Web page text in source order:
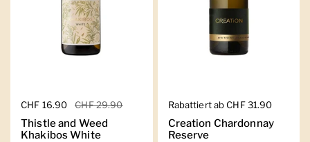
Regulärer Preis
CHF 16.90 Sale-Preis
CHF 29.90
Thistle and Weed
Khakibos White
Regulärer Preis
Rabattiert ab CHF 31.90
Creation Chardonnay
Reserve